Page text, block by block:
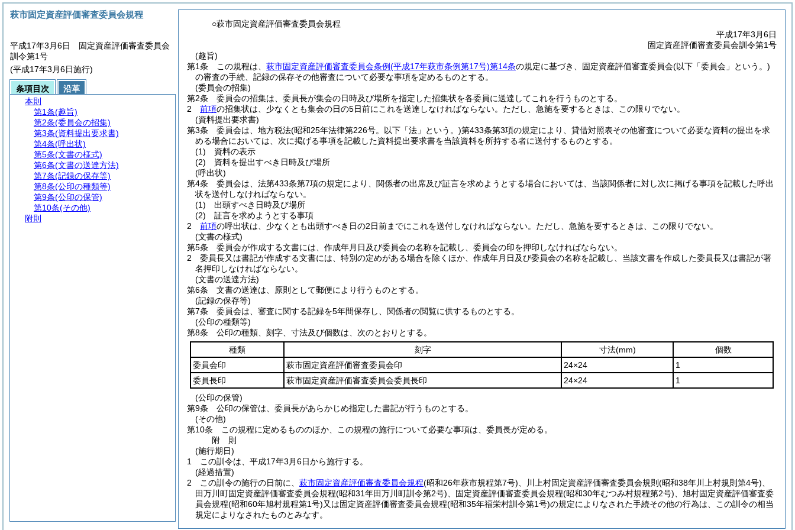
○萩市固定資産評価審査委員会規程
平成17年3月6日
固定資産評価審査委員会訓令第1号
(趣旨)
第1条
この規程は、 萩市固定資産評価審査委員会条例(平成17年萩市条例第17号)第14条の規定に基づき、固定資産評価審査委員会(以下「委員会」という。)
の審査の手続、記録の保存その他審査について必要な事項を定めるものとする。
(委員会の招集)
第2条
委員会の招集は、委員長が集会の日時及び場所を指定した招集状を各委員に送達してこれを行うものとする。
2
前項の招集状は、少なくとも集会の日の5日前にこれを送達しなければならない。 ただし、急施を要するときは、この限りでない。
(資料提出要求書)
第3条
委員会は、地方税法(昭和25年法律第226号。以下「法」という。)第433条第3項の規定により、貸借対照表その他審査について必要な資料の提出を求
める場合においては、次に掲げる事項を記載した資料提出要求書を当該資料を所持する者に送付するものとする。
(1)
資料の表示
(2)
資料を提出すべき日時及び場所
(呼出状)
第4条
委員会は、法第433条第7項の規定により、関係者の出席及び証言を求めようとする場合においては、当該関係者に対し次に掲げる事項を記載した呼出
状を送付しなければならない。
(1)
出頭すべき日時及び場所
(2)
証言を求めようとする事項
2
前項の呼出状は、少なくとも出頭すべき日の2日前までにこれを送付しなければならない。 ただし、急施を要するときは、この限りでない。
(文書の様式)
第5条
委員会が作成する文書には、作成年月日及び委員会の名称を記載し、委員会の印を押印しなければならない。
2
委員長又は書記が作成する文書には、特別の定めがある場合を除くほか、作成年月日及び委員会の名称を記載し、当該文書を作成した委員長又は書記が署
名押印しなければならない。
(文書の送達方法)
第6条
文書の送達は、原則として郵便により行うものとする。
(記録の保存等)
第7条
委員会は、審査に関する記録を5年間保存し、関係者の閲覧に供するものとする。
(公印の種類等)
第8条
公印の種類、刻字、寸法及び個数は、次のとおりとする。
種類
刻字 寸法(mm)
個数
委員会印
萩市固定資産評価審査委員会印 24×24
1
委員長印
萩市固定資産評価審査委員会委員長印 24×24
1
(公印の保管)
第9条
公印の保管は、委員長があらかじめ指定した書記が行うものとする。
(その他)
第10条
この規程に定めるもののほか、この規程の施行について必要な事項は、委員長が定める。
附 則
(施行期日)
1
この訓令は、平成17年3月6日から施行する。
(経過措置)
2
この訓令の施行の日前に、 萩市固定資産評価審査委員会規程(昭和26年萩市規程第7号) 、川上村固定資産評価審査委員会規則 (昭和38年川上村規則第4号)
田万川町固定資産評価審査委員会規程(昭和31年田万川町訓令第2号) 、固定資産評価審査委員会規程(昭和30年むつみ村規程第2号) 、旭村固定資産評価審査委
員会規程(昭和60年旭村規程第1号)又は固定資産評価審査委員会規程(昭和35年福栄村訓令第1号)の規定によりなされた手続その他の行為は、この訓令の相当
規定によりなされたものとみなす。
萩市固定資産評価審査委員会規程
平成17年3月6日 固定資産評価審査委員会
訓令第1号
(平成17年3月6日施行)
条項目次
沿革
本則
第1条(趣旨)
第2条(委員会の招集)
第3条(資料提出要求書)
第4条(呼出状)
第5条(文書の様式)
第6条(文書の送達方法)
第7条(記録の保存等)
第8条(公印の種類等)
第9条(公印の保管)
第10条(その他)
附則